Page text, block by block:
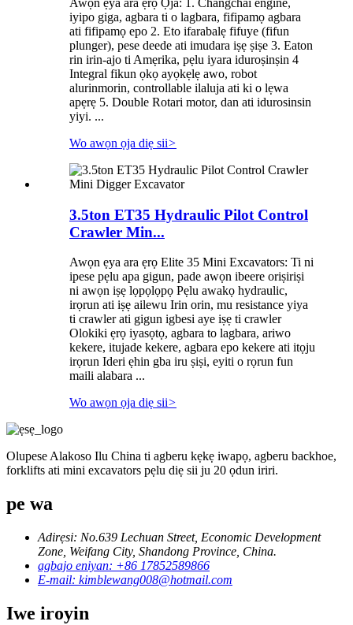
Awọn ẹya ara ẹrọ Ọja: 1. Changchai engine,
iyipo giga, agbara ti o lagbara, fifipamọ agbara
ati fifipamọ epo 2. Eto ifarabalẹ fifuye (fifun
plunger), pese deede ati imudara iṣẹ ṣiṣe 3. Eaton
rin irin-ajo ti Amẹrika, pẹlu iyara iduroṣinṣin 4
Integral fikun ọkọ ayọkẹlẹ awo, robot
alurinmorin, controllable ilaluja ati ki o lẹwa
apẹrẹ 5. Double Rotari motor, dan ati idurosinsin
yiyi. ...
Wo awọn ọja diẹ sii>
3.5ton ET35 Hydraulic Pilot Control
Crawler Min...
Awọn ẹya ara ẹrọ Elite 35 Mini Excavators: Ti ni
ipese pẹlu apa gigun, pade awọn ibeere oriṣiriṣi
ni awọn iṣẹ lọpọlọpọ Pẹlu awakọ hydraulic,
irọrun ati iṣẹ ailewu Irin orin, mu resistance yiya
ti crawler ati gigun igbesi aye iṣẹ ti crawler
Olokiki ẹrọ iyasọtọ, agbara to lagbara, ariwo
kekere, itujade kekere, agbara epo kekere ati itọju
irọrun Ideri ẹhin gba iru ṣiṣi, eyiti o rọrun fun
maili alabara ...
Wo awọn ọja diẹ sii>
Olupese Alakoso Ilu China ti agberu kẹkẹ iwapọ, agberu backhoe,
forklifts ati mini excavators pẹlu diẹ sii ju 20 ọdun iriri.
pe wa
Adirẹsi: No.639 Lechuan Street, Economic Development
Zone, Weifang City, Shandong Province, China.
agbajo eniyan: +86 17852589866
E-mail: kimblewang008@hotmail.com
Iwe iroyin